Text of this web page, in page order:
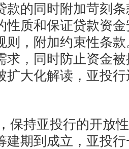
款的同时附加苛刻
性质和保证贷款资
则，附加约束性条
求，同时防止资金
扩大化解读，亚投
保持亚投行的开放
建期到成立，亚投